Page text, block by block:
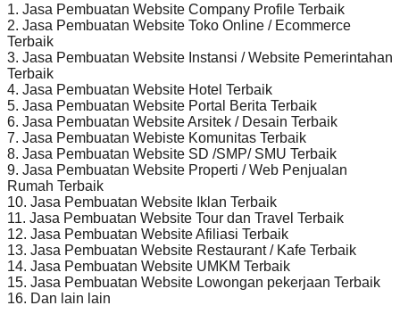
1. Jasa Pembuatan Website Company Profile Terbaik
2. Jasa Pembuatan Website Toko Online / Ecommerce
Terbaik
3. Jasa Pembuatan Website Instansi / Website Pemerintahan
Terbaik
4. Jasa Pembuatan Website Hotel Terbaik
5. Jasa Pembuatan Website Portal Berita Terbaik
6. Jasa Pembuatan Website Arsitek / Desain Terbaik
7. Jasa Pembuatan Webiste Komunitas Terbaik
8. Jasa Pembuatan Website SD /SMP/ SMU Terbaik
9. Jasa Pembuatan Website Properti / Web Penjualan
Rumah Terbaik
10. Jasa Pembuatan Website Iklan Terbaik
11. Jasa Pembuatan Website Tour dan Travel Terbaik
12. Jasa Pembuatan Website Afiliasi Terbaik
13. Jasa Pembuatan Website Restaurant / Kafe Terbaik
14. Jasa Pembuatan Website UMKM Terbaik
15. Jasa Pembuatan Website Lowongan pekerjaan Terbaik
16. Dan lain lain